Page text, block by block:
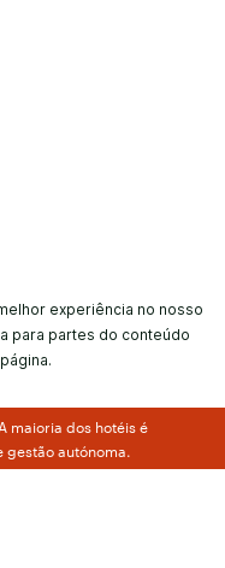
experiência no nosso
para partes do conteúdo
maioria dos hotéis é
autónoma.